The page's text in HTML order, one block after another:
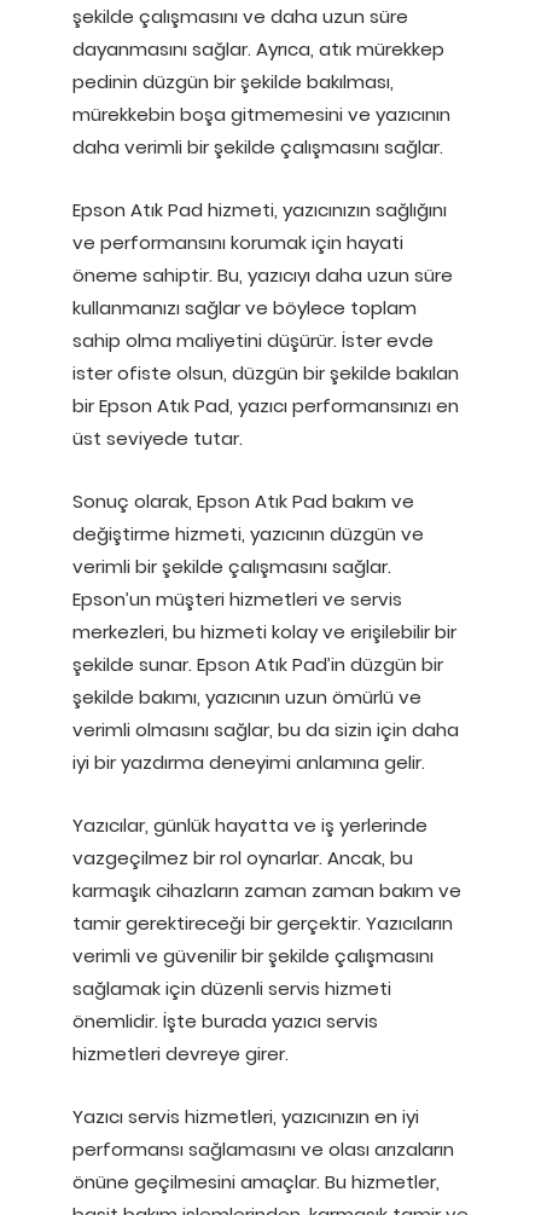
şekilde çalışmasını ve daha uzun süre
dayanmasını sağlar. Ayrıca, atık mürekkep
pedinin düzgün bir şekilde bakılması,
mürekkebin boşa gitmemesini ve yazıcının
daha verimli bir şekilde çalışmasını sağlar.
Epson Atık Pad hizmeti, yazıcınızın sağlığını
ve performansını korumak için hayati
öneme sahiptir. Bu, yazıcıyı daha uzun süre
kullanmanızı sağlar ve böylece toplam
sahip olma maliyetini düşürür. İster evde
ister ofiste olsun, düzgün bir şekilde bakılan
bir Epson Atık Pad, yazıcı performansınızı en
üst seviyede tutar.
Sonuç olarak, Epson Atık Pad bakım ve
değiştirme hizmeti, yazıcının düzgün ve
verimli bir şekilde çalışmasını sağlar.
Epson’un müşteri hizmetleri ve servis
merkezleri, bu hizmeti kolay ve erişilebilir bir
şekilde sunar. Epson Atık Pad’in düzgün bir
şekilde bakımı, yazıcının uzun ömürlü ve
verimli olmasını sağlar, bu da sizin için daha
iyi bir yazdırma deneyimi anlamına gelir.
Yazıcılar, günlük hayatta ve iş yerlerinde
vazgeçilmez bir rol oynarlar. Ancak, bu
karmaşık cihazların zaman zaman bakım ve
tamir gerektireceği bir gerçektir. Yazıcıların
verimli ve güvenilir bir şekilde çalışmasını
sağlamak için düzenli servis hizmeti
önemlidir. İşte burada yazıcı servis
hizmetleri devreye girer.
Yazıcı servis hizmetleri, yazıcınızın en iyi
performansı sağlamasını ve olası arızaların
önüne geçilmesini amaçlar. Bu hizmetler,